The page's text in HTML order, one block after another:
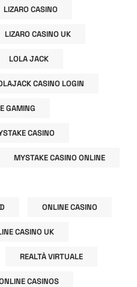
LIZARO CASINO
LIZARO CASINO UK
LOLA JACK
CASINO LOGIN
GAMING
CASINO
MYSTAKE CASINO ONLINE
ONLINE CASINO
CASINO UK
REALTÀ VIRTUALE
CASINOS